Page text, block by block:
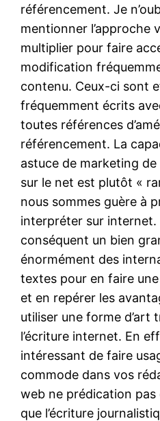
référencement. Je
mentionner l’approche
multiplier pour faire
modification
contenu. Ceux-ci sont
fréquemment écrits
toutes références
référencement. La
astuce de marketing de
sur le net est plutôt «
nous sommes guère à
interpréter sur internet.
conséquent un bien
énormément des
textes pour en faire
et en repérer les
utiliser une forme d’art
l’écriture internet. En
intéressant de faire
commode dans vos
web ne prédication
que l’écriture